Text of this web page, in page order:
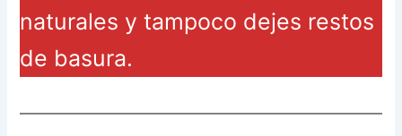
naturales y tampoco dejes restos
de basura.